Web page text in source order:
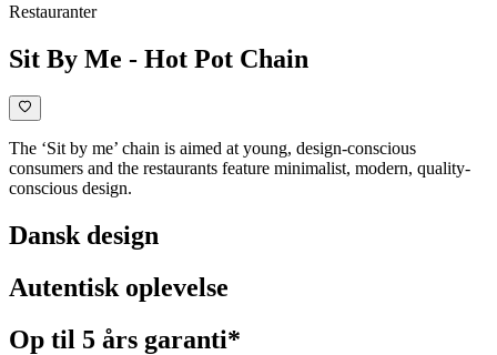
Restauranter
Sit By Me - Hot Pot Chain
The ‘Sit by me’ chain is aimed at young, design-conscious
consumers and the restaurants feature minimalist, modern, quality-
conscious design.
Dansk design
Autentisk oplevelse
Op til 5 års garanti*